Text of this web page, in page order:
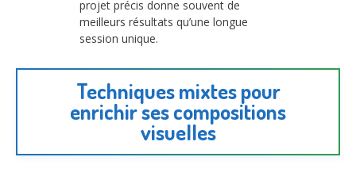
projet précis donne souvent de
meilleurs résultats qu’une longue
session unique.
Techniques mixtes pour
enrichir ses compositions
visuelles